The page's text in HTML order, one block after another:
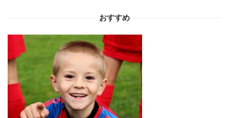
シ
ョ
ン
おすすめ